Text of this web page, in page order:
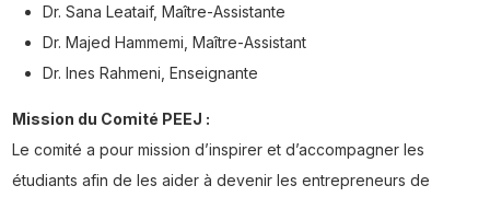
Dr. Sana Leataif, Maître-Assistante
Dr. Majed Hammemi, Maître-Assistant
Dr. Ines Rahmeni, Enseignante
Mission du Comité PEEJ :
Le comité a pour mission d’inspirer et d’accompagner les
étudiants afin de les aider à devenir les entrepreneurs de